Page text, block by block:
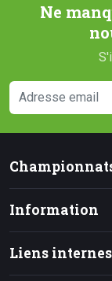
Ne
Information
Liens internes